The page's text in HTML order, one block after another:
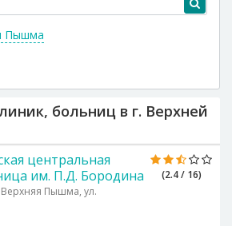
Пышма
больниц в г. Верхней
(2.4 / 16)
центральная
им. П.Д. Бородина
Верхняя Пышма, ул.